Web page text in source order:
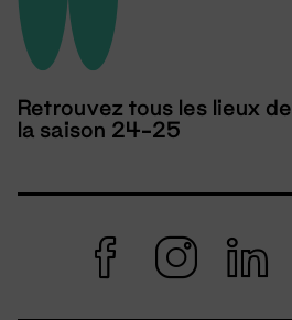
Retrouvez tous les lieux de
la saison 24-25